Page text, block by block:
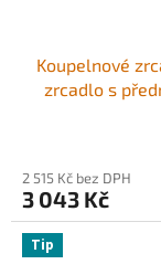
Koupelnové
zrcadlo s
stmívatelné
2 515 Kč bez DPH
3 043 Kč
Tip